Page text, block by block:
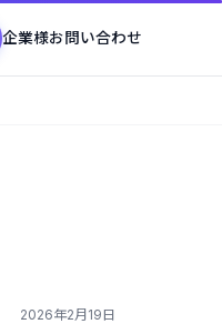
企業様お問い合わせ
2026年2月19日